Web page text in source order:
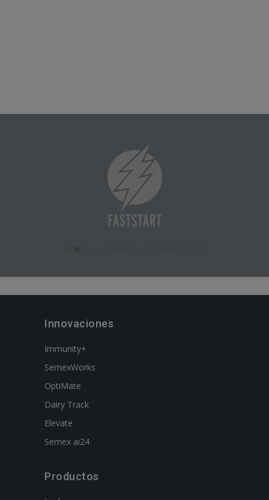
Innovaciones
Immunity+
SemexWorks
OptiMate
Dairy Track
Elevate
Semex ai24
Productos